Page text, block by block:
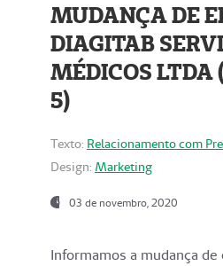
MUDANÇA DE
DIAGITAB
MÉDICOS
5)
Texto: Relacionamento com
Design: Marketing
03 de novembro, 2020
Informamos a mudança